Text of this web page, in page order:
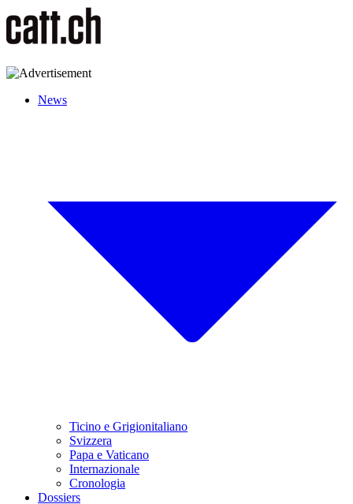
News
Ticino e Grigionitaliano
Svizzera
Papa e Vaticano
Internazionale
Cronologia
Dossiers